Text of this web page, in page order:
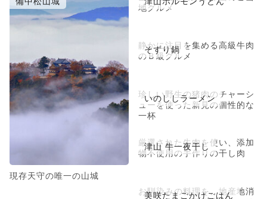
現存天守の唯一の山城
地グルメ
そずり鍋
静かに注目を集める高級牛肉
のＢ級グルメ
いのししラーメン
珍しい野生の猪肉のチャーシ
ューを使った新見の個性的な
一杯
津山 牛一夜干し
厳選された牛肉を使い、添加
物不使用の手作りの干し肉
美咲たまごかけごはん
お馴染みの料理を、地産地消